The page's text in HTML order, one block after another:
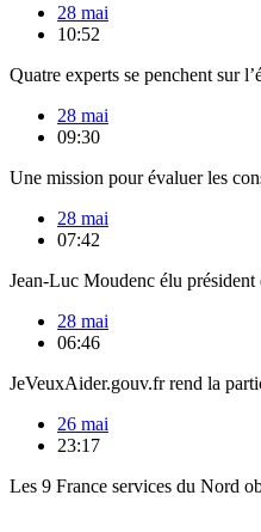
28 mai
10:52
Quatre experts se penchent sur
28 mai
09:30
Une mission pour évaluer les
28 mai
07:42
Jean-Luc Moudenc élu président
28 mai
06:46
JeVeuxAider.gouv.fr rend la
26 mai
23:17
Les 9 France services du Nord